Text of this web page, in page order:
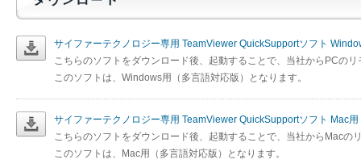
サイファーテクノロジー専用 TeamViewer QuickSupportソフト
こちらのソフトをダウンロード後、起動することで、当社からPCの
このソフトは、Windows用（多言語対応版）となります。
サイファーテクノロジー専用 TeamViewer QuickSupportソフト Mac用
こちらのソフトをダウンロード後、起動することで、当社からMacの
このソフトは、Mac用（多言語対応版）となります。